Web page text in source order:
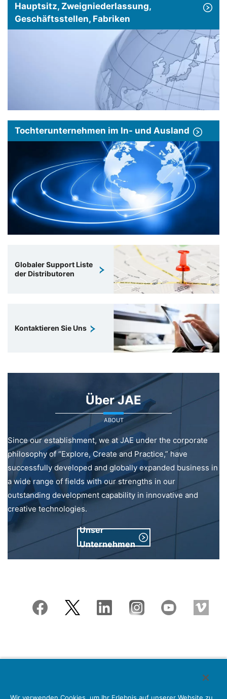
Hauptsitz, Zweigniederlassung,
Geschäftsstellen, Fabriken
Tochterunternehmen im In- und Ausland
Globaler Support Liste
der Distributoren
Kontaktieren Sie Uns
Über JAE
ABOUT
Since our establishment, we at JAE under the corporate
philosophy of “Explore, Create and Practice,” have
successfully developed and globally expanded business in
a wide range of fields with our strengths in our
outstanding development capability in innovative and
creative technologies.
Unser
Unternehmen